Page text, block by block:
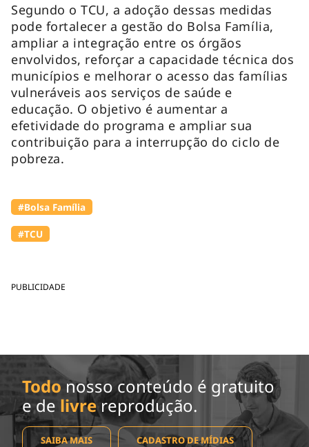
PUBLICIDADE
Segundo o TCU, a adoção dessas medidas
pode fortalecer a gestão do Bolsa Família,
ampliar a integração entre os órgãos
envolvidos, reforçar a capacidade técnica dos
municípios e melhorar o acesso das famílias
vulneráveis aos serviços de saúde e
educação. O objetivo é aumentar a
efetividade do programa e ampliar sua
contribuição para a interrupção do ciclo de
pobreza.
#Bolsa Família
#TCU
Todo nosso conteúdo é gratuito
e de livrereprodução.
SAIBA MAIS CADASTRO DE MÍDIAS